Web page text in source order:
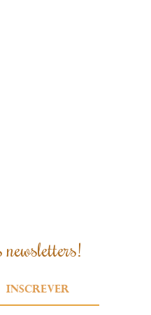
Inscrever